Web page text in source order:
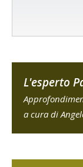
L'esperto
a cura di